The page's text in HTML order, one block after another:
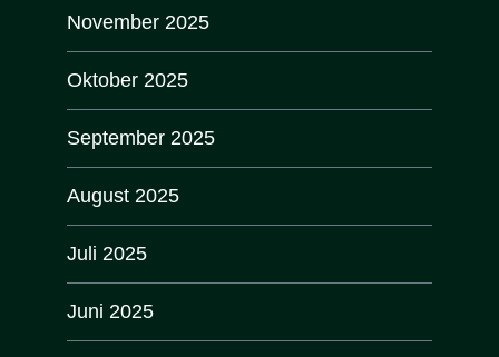
November 2025
Oktober 2025
September 2025
August 2025
Juli 2025
Juni 2025